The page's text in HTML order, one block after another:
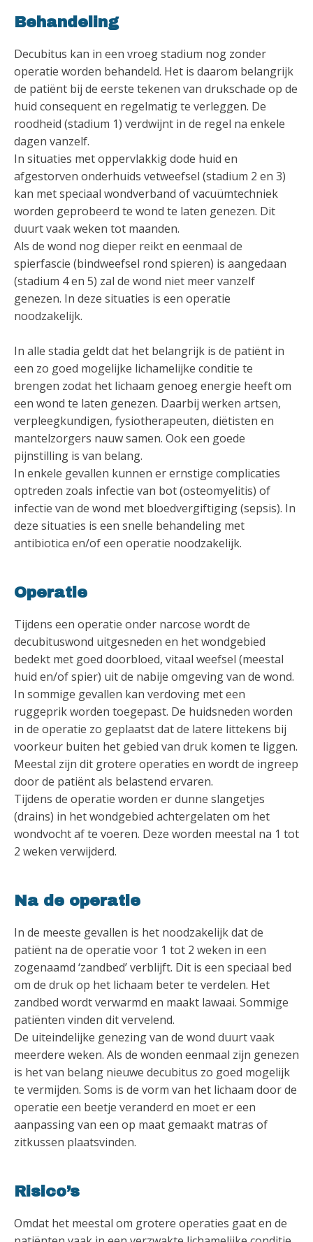
Behandeling
Decubitus kan in een vroeg stadium nog zonder
operatie worden behandeld. Het is daarom belangrijk
de patiënt bij de eerste tekenen van drukschade op de
huid consequent en regelmatig te verleggen. De
roodheid (stadium 1) verdwijnt in de regel na enkele
dagen vanzelf.
In situaties met oppervlakkig dode huid en
afgestorven onderhuids vetweefsel (stadium 2 en 3)
kan met speciaal wondverband of vacuümtechniek
worden geprobeerd te wond te laten genezen. Dit
duurt vaak weken tot maanden.
Als de wond nog dieper reikt en eenmaal de
spierfascie (bindweefsel rond spieren) is aangedaan
(stadium 4 en 5) zal de wond niet meer vanzelf
genezen. In deze situaties is een operatie
noodzakelijk.
In alle stadia geldt dat het belangrijk is de patiënt in
een zo goed mogelijke lichamelijke conditie te
brengen zodat het lichaam genoeg energie heeft om
een wond te laten genezen. Daarbij werken artsen,
verpleegkundigen, fysiotherapeuten, diëtisten en
mantelzorgers nauw samen. Ook een goede
pijnstilling is van belang.
In enkele gevallen kunnen er ernstige complicaties
optreden zoals infectie van bot (osteomyelitis) of
infectie van de wond met bloedvergiftiging (sepsis). In
deze situaties is een snelle behandeling met
antibiotica en/of een operatie noodzakelijk.
Operatie
Tijdens een operatie onder narcose wordt de
decubituswond uitgesneden en het wondgebied
bedekt met goed doorbloed, vitaal weefsel (meestal
huid en/of spier) uit de nabije omgeving van de wond.
In sommige gevallen kan verdoving met een
ruggeprik worden toegepast. De huidsneden worden
in de operatie zo geplaatst dat de latere littekens bij
voorkeur buiten het gebied van druk komen te liggen.
Meestal zijn dit grotere operaties en wordt de ingreep
door de patiënt als belastend ervaren.
Tijdens de operatie worden er dunne slangetjes
(drains) in het wondgebied achtergelaten om het
wondvocht af te voeren. Deze worden meestal na 1 tot
2 weken verwijderd.
Na de operatie
In de meeste gevallen is het noodzakelijk dat de
patiënt na de operatie voor 1 tot 2 weken in een
zogenaamd ‘zandbed’ verblijft. Dit is een speciaal bed
om de druk op het lichaam beter te verdelen. Het
zandbed wordt verwarmd en maakt lawaai. Sommige
patiënten vinden dit vervelend.
De uiteindelijke genezing van de wond duurt vaak
meerdere weken. Als de wonden eenmaal zijn genezen
is het van belang nieuwe decubitus zo goed mogelijk
te vermijden. Soms is de vorm van het lichaam door de
operatie een beetje veranderd en moet er een
aanpassing van een op maat gemaakt matras of
zitkussen plaatsvinden.
Risico’s
Omdat het meestal om grotere operaties gaat en de